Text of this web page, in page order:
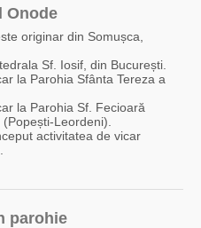
Onode
originar din Somușca,
Sf. Iosif, din București.
la Parohia Sfânta Tereza a
la Parohia Sf. Fecioară
Leordeni).
activitatea de vicar
parohie